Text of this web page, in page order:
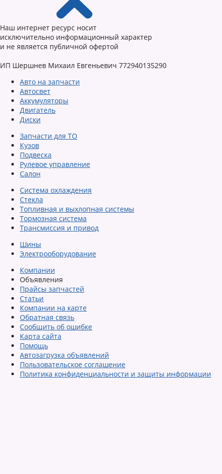
Наш интернет ресурс носит
исключительно информационный характер
и не является публичной офертой
ИП Шершнев Михаил Евгеньевич 772940135290
Авто на запчасти
Автосвет
Аккумуляторы
Двигатель
Диски
Запчасти для ТО
Кузов
Подвеска
Рулевое управление
Салон
Система охлаждения
Стекла
Топливная и выхлопная системы
Тормозная система
Трансмиссия и привод
Шины
Электрооборудование
Компании
Объявления
Прайсы запчастей
Статьи
Компании на карте
Обратная связь
Сообщить об ошибке
Карта сайта
Помощь
Автозагрузка объявлений
Пользовательское соглашение
Политика конфиденциальности и защиты информации